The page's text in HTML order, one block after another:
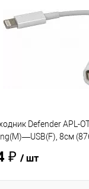
Defender APL-
8см
₽ / шт